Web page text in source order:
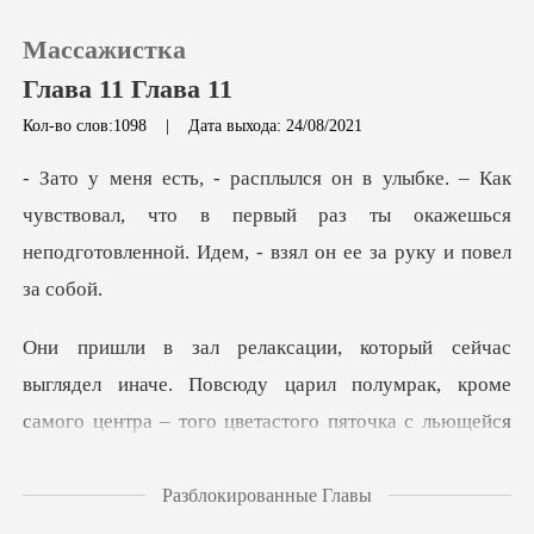
0
Пополнить
Выйти
Массажистка
Глава 11 Глава 11
Кол-во слов:1098 | Дата выхода: 24/08/2021
чувствовал, что в первый раз ты окажешься
неподгото
юду царил полумрак, кроме
самого центра – того цветастого пяточк
Разблокированные Главы